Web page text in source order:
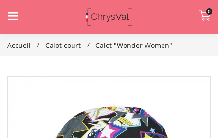
0
Accueil Calot court Calot "Wonder Women"